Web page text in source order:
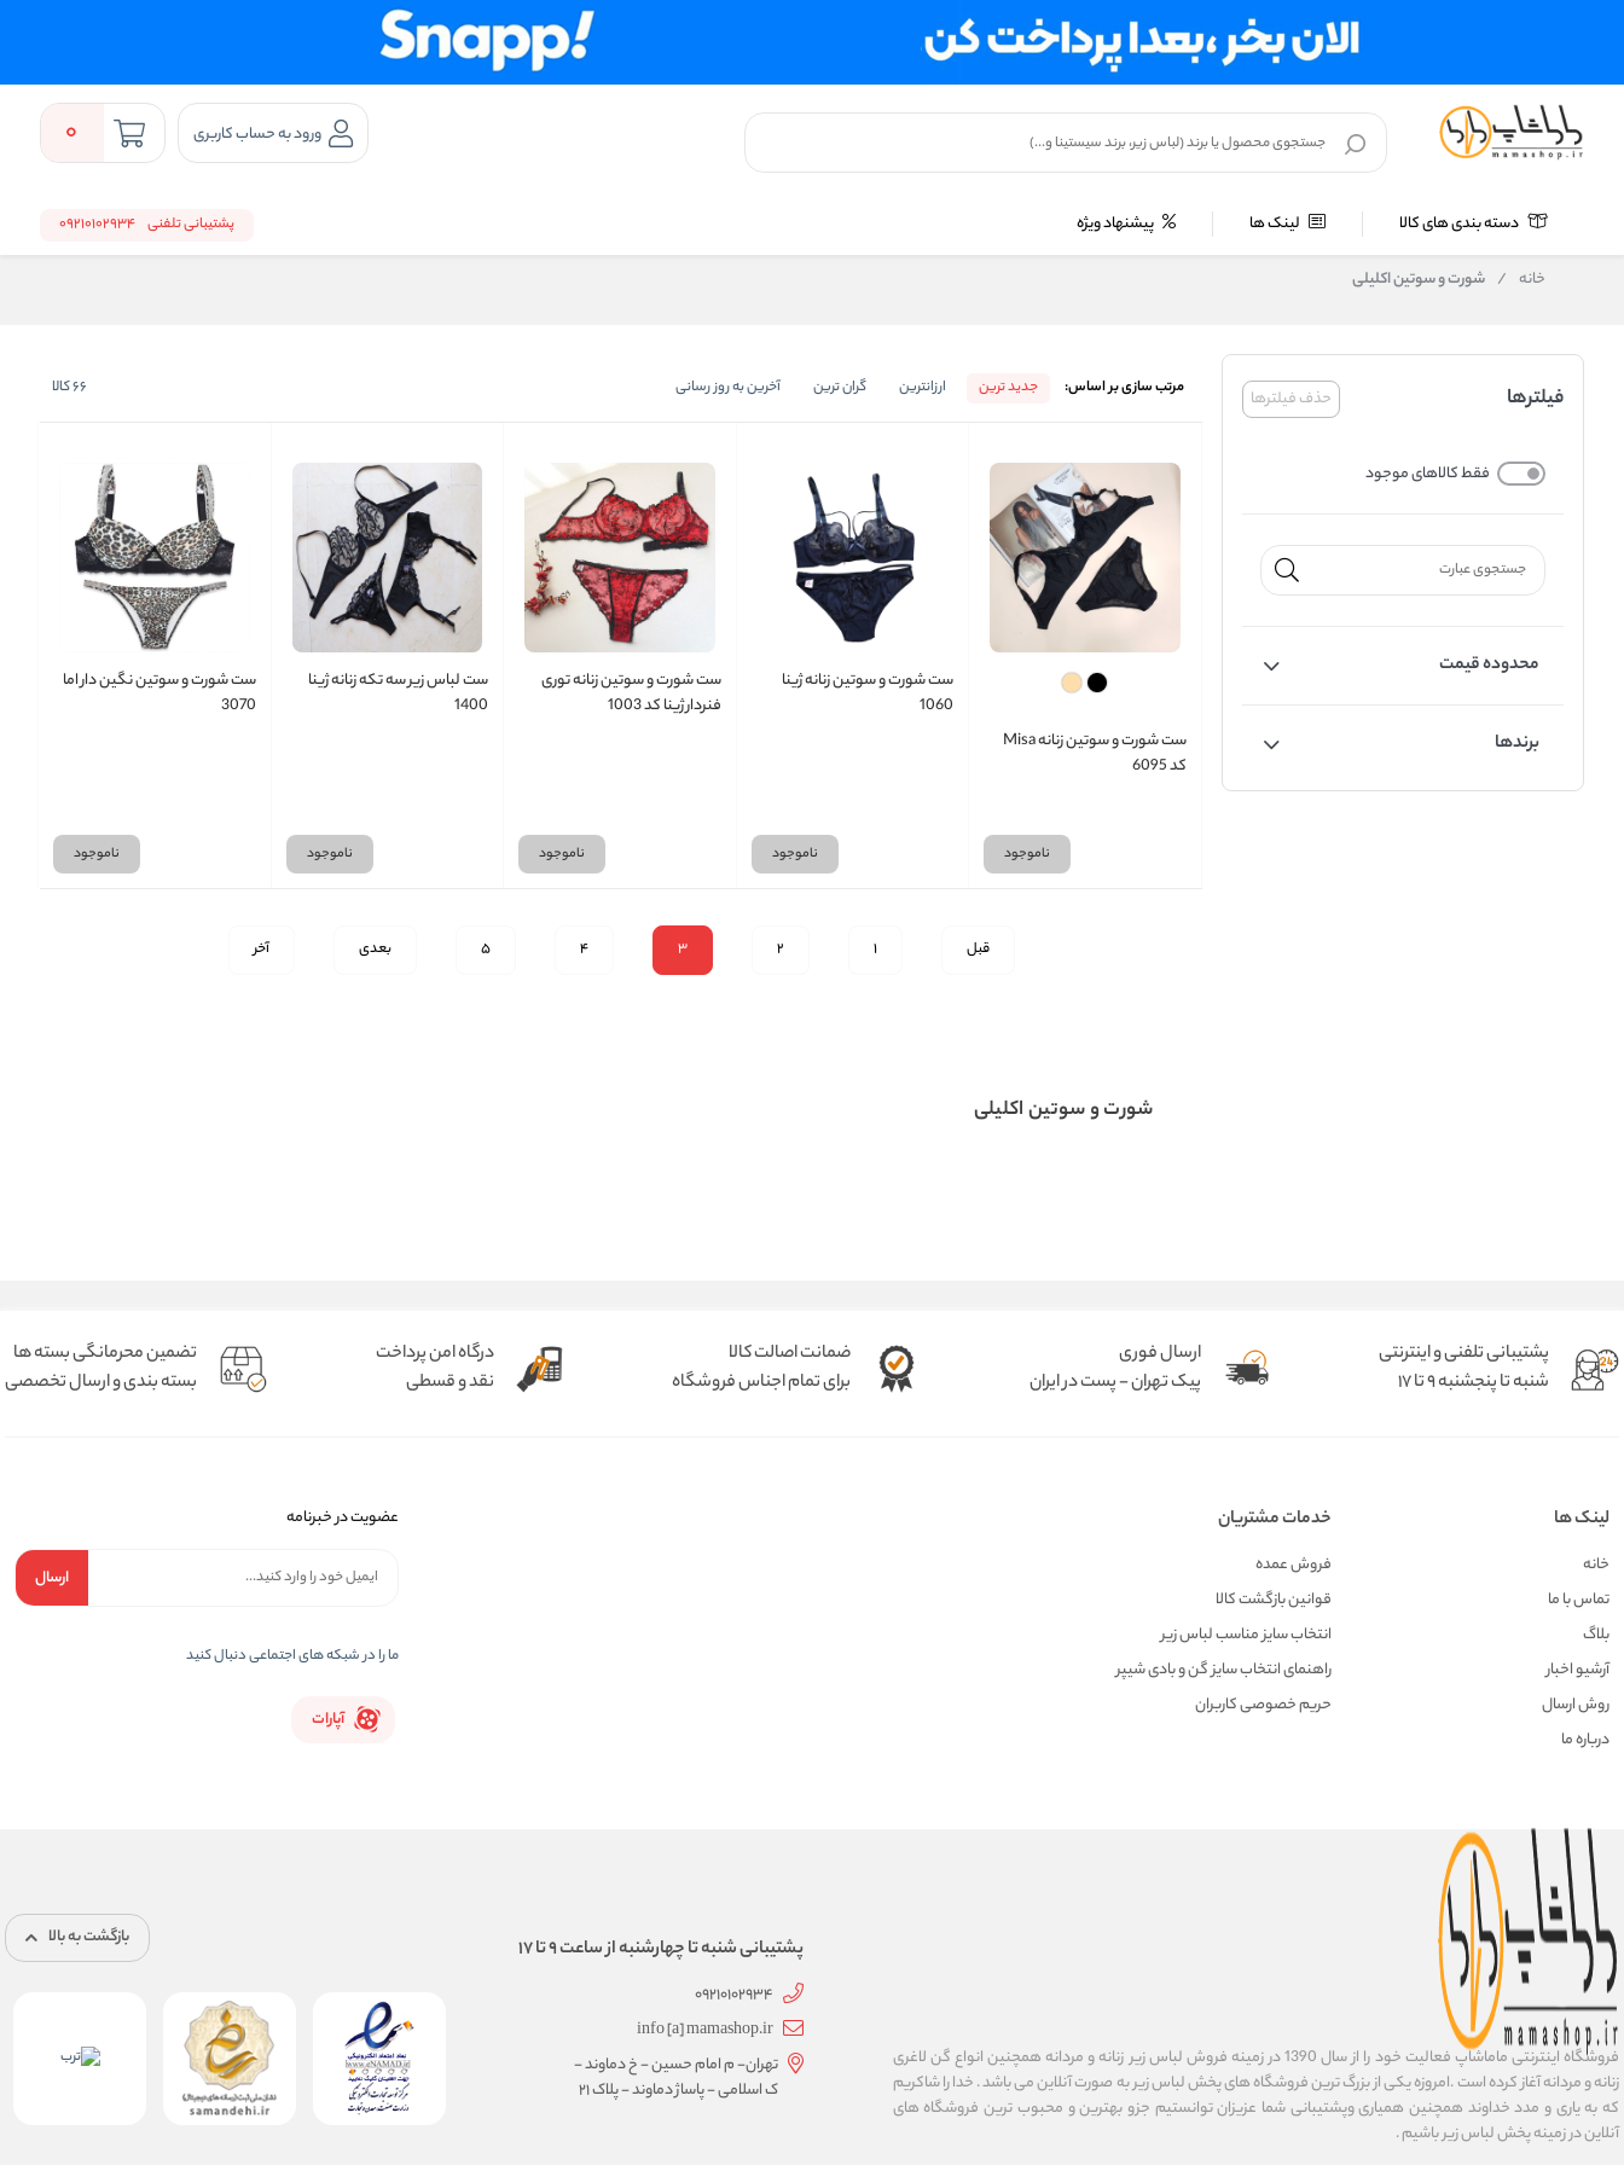
ورود به حساب کاربری 0
دسته بندی های کالا لینک ها پیشنهاد ویژه پشتیبانی تلفنی 09210102934
خانه / شورت و سوتین اکلیلی
حذف فیلترها فیلترها
فقط کالاهای موجود
محدوده قیمت
برندها
مرتب سازی بر اساس: جدید ترین ارزانترین گران ترین آخرین به روز رسانی 66کالا
ست شورت و سوتین زنانه Misa
کد 6095
ناموجود
ست شورت و سوتین زنانه ژینا
1060
ناموجود
ست شورت و سوتین زنانه توری
فنردار ژینا کد 1003
ناموجود
ست لباس زیر سه تکه زنانه ژینا
1400
ناموجود
ست شورت و سوتین نگین دار اما
3070
ناموجود
قبل 1
2
3
4
5 بعدی آخر
شورت و سوتین اکلیلی
پشتیبانی تلفنی و اینترنتی
شنبه تا پنجشنبه 9 تا 17
ارسال فوری
پیک تهران - پست در ایران
ضمانت اصالت کالا
برای تمام اجناس فروشگاه
درگاه امن پرداخت
نقد و قسطی
تضمین محرمانگی بسته ها
بسته بندی و ارسال تخصصی
لینک ها
خانه
تماس با ما
بلاگ
آرشیو اخبار
روش ارسال
درباره ما
خدمات مشتریان
فروش عمده
قوانین بازگشت کالا
انتخاب سایز مناسب لباس زیر
راهنمای انتخاب سایز گن و بادی شیپر
حریم خصوصی کاربران
عضویت در خبرنامه
ارسال
ما را در شبکه های اجتماعی دنبال کنید
آپارات
فروشگاه اینترنتی ماماشاپ فعالیت خود را از سال 1390 در زمینه فروش لباس زیر زنانه و مردانه همچنین انواع گن لاغری
زنانه و مردانه آغاز کرده است .امروزه یکی از بزرگ ترین فروشگاه های پخش لباس زیر به صورت آنلاین می باشد . خدا را شاکریم
که به یاری و مدد خداوند همچنین همیاری وپشتیبانی شما عزیزان توانستیم جزو بهترین و محبوب ترین فروشگاه های
آنلاین در زمینه پخش لباس زیر باشیم .
پشتیبانی شنبه تا چهارشنبه از ساعت 9 تا 17
09210102934
info [a] mamashop.ir
تهران- م امام حسین - خ دماوند -
ک اسلامی - پاساژ دماوند - پلاک 21
بازگشت به بالا